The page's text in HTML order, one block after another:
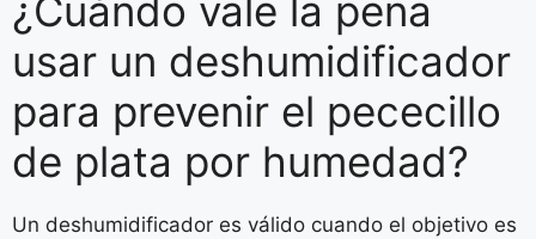
¿Cuándo vale la pena
usar un deshumidificador
para prevenir el pececillo
de plata por humedad?
Un deshumidificador es válido cuando el objetivo es